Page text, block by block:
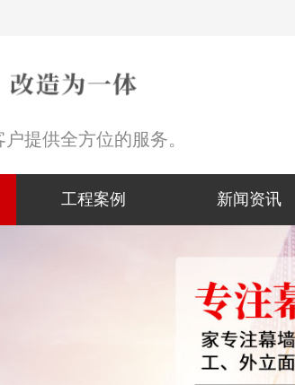
提供全方位的服务。
工程案例 新闻资讯